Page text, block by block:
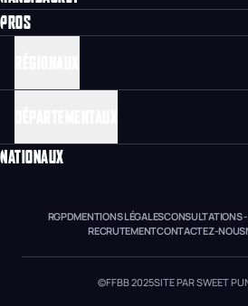
PROS
NATIONAUX
RGPDMENTIONS LÉGALESCONSULTATIONS
RECRUTEMENTCONTACTEZ-NOUS
©FFBB 2025SITE PAR SWEET